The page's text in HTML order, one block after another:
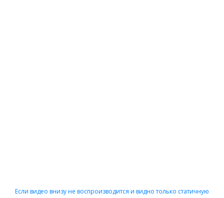
Если видео внизу не воспроизводится и видно только статичную